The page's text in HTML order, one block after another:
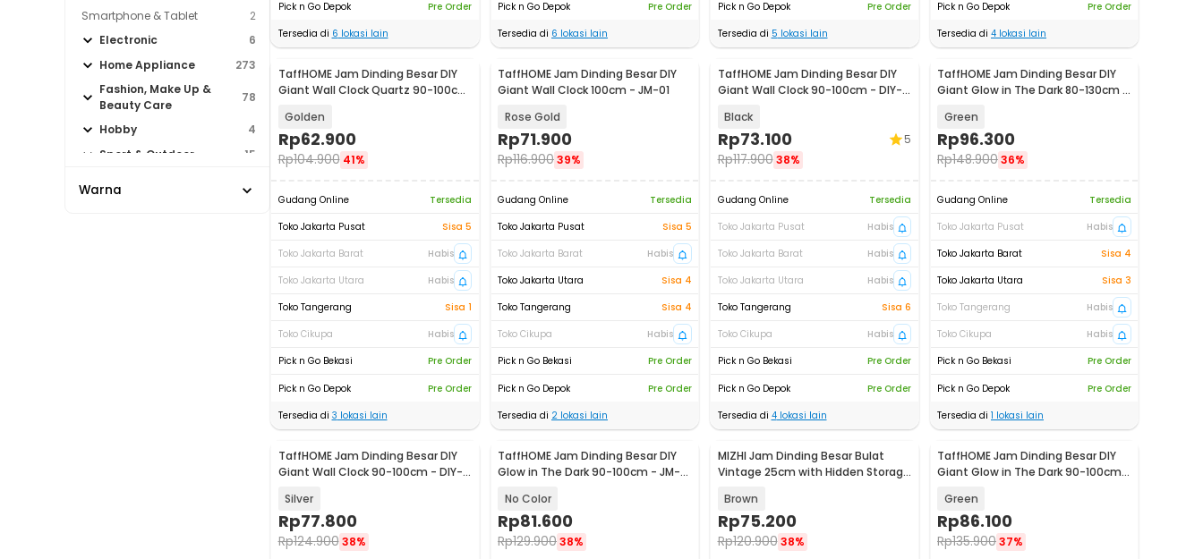
Smartphone & Tablet
2
Electronic
6
Home Appliance
273
Fashion, Make Up &
Beauty Care
78
Hobby
4
Sport & Outdoor
15
Warna
Pick n Go Depok
Pre Order
Tersedia di 6 lokasi lain
Pick n Go Depok
Pre Order
Tersedia di 6 lokasi lain
Pick n Go Depok
Pre Order
Tersedia di 5 lokasi lain
Pick n Go Depok
Pre Order
Tersedia di 4 lokasi lain
TaffHOME Jam Dinding Besar DIY
Giant Wall Clock Quartz 90-100cm
Golden
Rp62.900
Rp104.900 41%
Gudang Online
Tersedia
Toko Jakarta Pusat
Sisa 5
Toko Jakarta Barat
Habis
Toko Jakarta Utara
Habis
Toko Tangerang
Sisa 1
Toko Cikupa
Habis
Pick n Go Bekasi
Pre Order
Pick n Go Depok
Pre Order
Tersedia di 3 lokasi lain
TaffHOME Jam Dinding Besar DIY
Giant Wall Clock 100cm - JM-01
Rose Gold
Rp71.900
Rp116.90039%
Gudang Online
Tersedia
Toko Jakarta Pusat
Sisa 5
Toko Jakarta Barat
Habis
Toko Jakarta Utara
Sisa 4
Toko Tangerang
Sisa 4
Toko Cikupa
Habis
Pick n Go Bekasi
Pre Order
Pick n Go Depok
Pre Order
Tersedia di 2 lokasi lain
TaffHOME Jam Dinding Besar DIY
Giant Wall Clock 90-100cm - DIY-
Black
Rp73.100
Rp117.900 38%
5
Gudang Online
Tersedia
Toko Jakarta Pusat
Habis
Toko Jakarta Barat
Habis
Toko Jakarta Utara
Habis
Toko Tangerang
Sisa 6
Toko Cikupa
Habis
Pick n Go Bekasi
Pre Order
Pick n Go Depok
Pre Order
Tersedia di 4lokasi lain
TaffHOME Jam Dinding Besar DIY
Giant Glow in The Dark 80-130cm -
Green
Rp96.300
Rp148.90036%
Gudang Online
Tersedia
Toko Jakarta Pusat
Habis
Toko Jakarta Barat
Sisa 4
Toko Jakarta Utara
Sisa 3
Toko Tangerang
Habis
Toko Cikupa
Habis
Pick n Go Bekasi
Pre Order
Pick n Go Depok
Pre Order
Tersedia di 1 lokasi lain
TaffHOME Jam Dinding Besar DIY
Giant Wall Clock 90-100cm - DIY-
Silver
Rp77.800
Rp124.900 38%
TaffHOME Jam Dinding Besar DIY
Glow in The Dark 90-100cm - JM-
No Color
Rp81.600
Rp129.90038%
MIZHI Jam Dinding Besar Bulat
Vintage 25cm with Hidden Storage
Brown
Rp75.200
Rp120.900 38%
TaffHOME Jam Dinding Besar DIY
Giant Glow in The Dark 90-100cm -
Green
Rp86.100
Rp135.90037%